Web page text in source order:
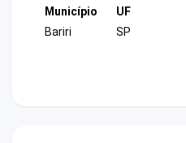
Município
Bariri
UF
SP